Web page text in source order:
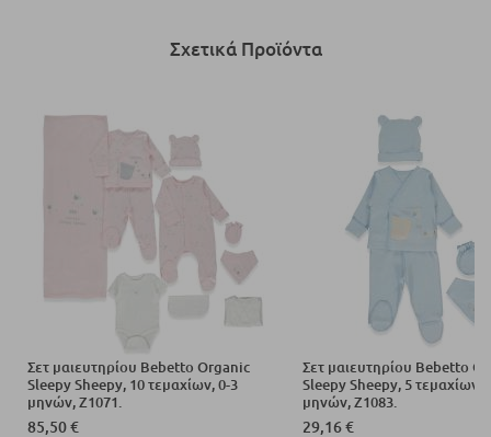
Σχετικά Προϊόντα
Σετ μαιευτηρίου Bebetto Organic
Sleepy Sheepy, 10 τεμαχίων, 0-3
μηνών, Z1071.
85,50 €
Σετ μαιευτηρίου Bebetto
Sleepy Sheepy, 5 τεμαχίων,
μηνών, Z1083.
29,16 €